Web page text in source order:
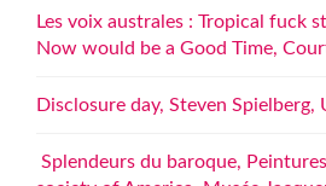
Les voix australes : Tropical fuck
Now would be a Good Time,
Disclosure day, Steven Spielberg,
Splendeurs du baroque,